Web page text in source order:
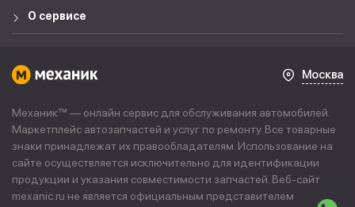
О сервисе
Москва
Механик™ — онлайн сервис для обслуживания автомобилей.
Маркетплейс автозапчастей и услуг по ремонту. Все товарные
знаки принадлежат их правообладателям. Использование на
сайте осуществляется исключительно для идентификации
продукции и указания совместимости запчастей. Веб-сайт
mexanic.ru не является официальным представителем